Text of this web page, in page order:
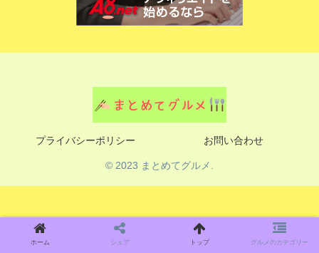
プライバシーポリシー お問い合わせ
© 2023 まとめてグルメ.
ホーム シェア トップ グルメのカテゴリー